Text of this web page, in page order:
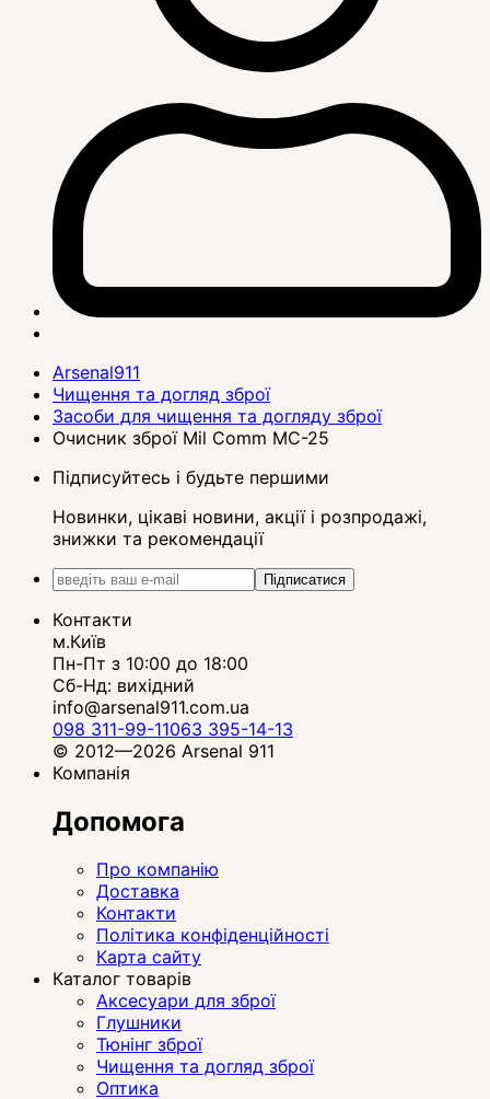
Arsenal911
Чищення та догляд зброї
Засоби для чищення та догляду зброї
Очисник зброї Mil Comm MC-25
Підписуйтесь і будьте першими
Новинки, цікаві новини, акції і розпродажі,
знижки та рекомендації
Підписатися
Контакти
м.Київ
Пн-Пт з 10:00 до 18:00
Сб-Нд: вихідний
info@arsenal911.com.ua
098 311-99-11063 395-14-13
© 2012—2026 Arsenal 911
Компанія
Допомога
Про компанію
Доставка
Контакти
Політика конфіденційності
Карта сайту
Каталог товарів
Аксесуари для зброї
Глушники
Тюнінг зброї
Чищення та догляд зброї
Оптика